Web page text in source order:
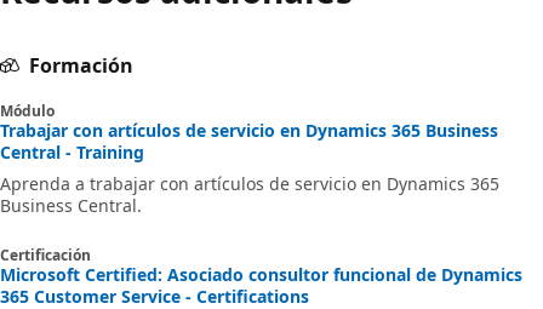
Formación
Módulo
Trabajar con artículos de servicio en Dynamics 365 Business
Central - Training
Aprenda a trabajar con artículos de servicio en Dynamics 365
Business Central.
Certificación
Microsoft Certified: Asociado consultor funcional de Dynamics
365 Customer Service - Certifications